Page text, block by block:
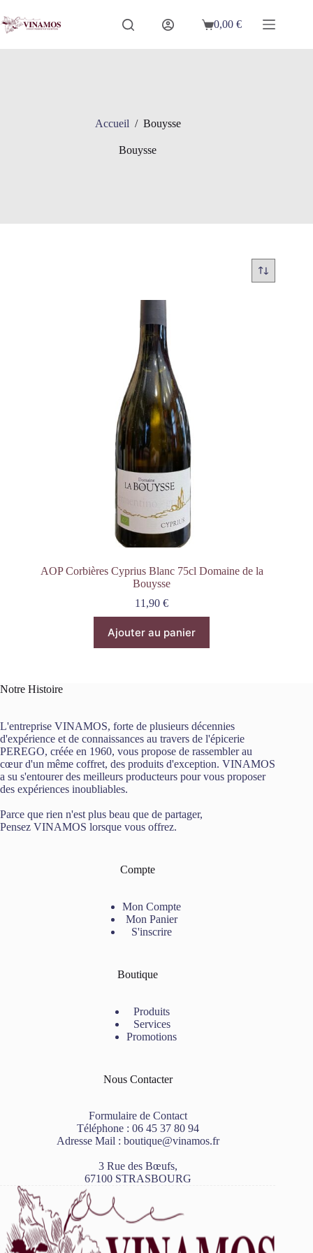
au
contenu
Panier
0,00€
Accueil / Bouysse
Bouysse
AOP Corbières Cyprius Blanc 75cl Domaine de la
Bouysse
11,90€
Ajouter au panier
Notre Histoire
L'entreprise VINAMOS, forte de plusieurs décennies
d'expérience et de connaissances au travers de l'épicerie
PEREGO, créée en 1960, vous propose de rassembler au
cœur d'un même coffret, des produits d'exception. VINAMOS
a su s'entourer des meilleurs producteurs pour vous proposer
des expériences inoubliables.
Parce que rien n'est plus beau que de partager,
Pensez VINAMOS lorsque vous offrez.
Compte
Mon Compte
Mon Panier
S'inscrire
Boutique
Produits
Services
Promotions
Nous Contacter
Formulaire de Contact
Téléphone : 06 45 37 80 94
Adresse Mail : boutique@vinamos.fr
3 Rue des Bœufs,
67100 STRASBOURG